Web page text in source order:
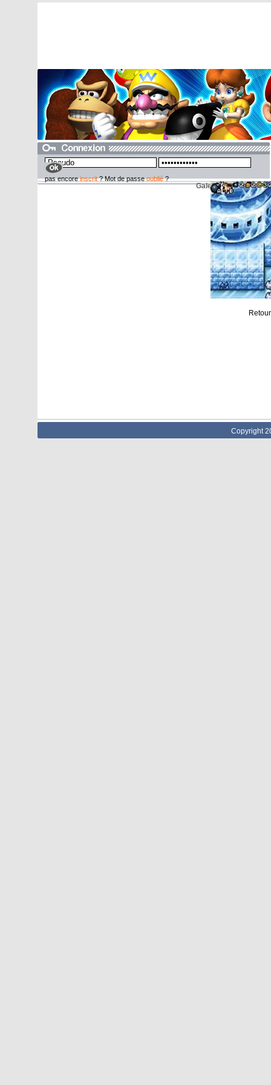
pas encoreinscrit? Mot de passeoublié?
Galerie Game Boy
Copyright